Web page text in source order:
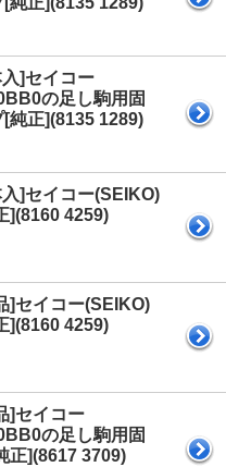
]セイコー
の足し駒用固
純正](8135 1289)
]セイコー(SEIKO)
](8160 4259)
]セイコー(SEIKO)
](8160 4259)
]セイコー
の足し駒用固
正](8617 3709)